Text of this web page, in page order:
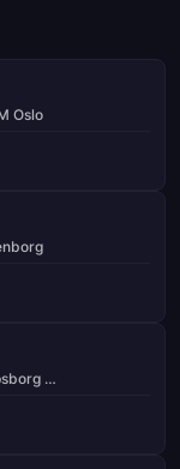
Oslo
Sarpsborg 08 FF